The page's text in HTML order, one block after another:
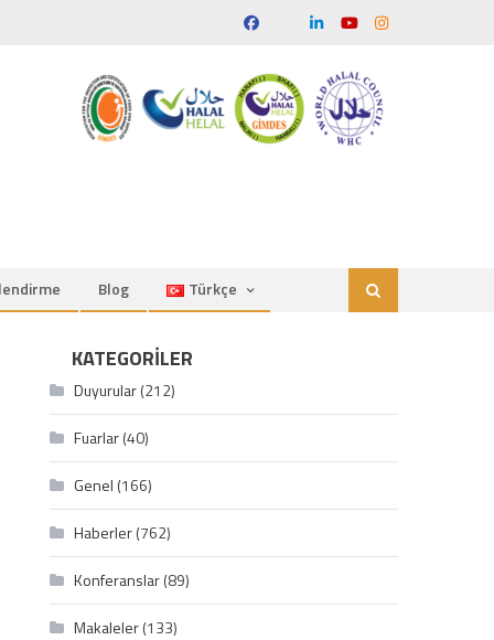
Blog Türkçe
KATEGORILER
Duyurular(212)
Fuarlar(40)
Genel (166)
Haberler(762)
Konferanslar(89)
Makaleler(133)